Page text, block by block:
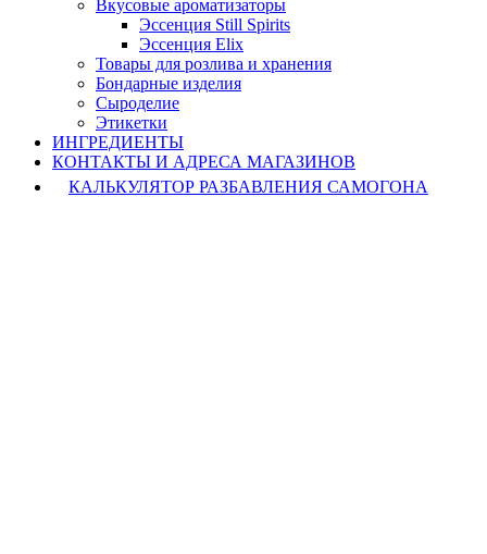
Вкусовые ароматизаторы
Эссенция Still Spirits
Эссенция Elix
Товары для розлива и хранения
Бондарные изделия
Cыроделие
Этикетки
ИНГРЕДИЕНТЫ
КОНТАКТЫ И АДРЕСА МАГАЗИНОВ
КАЛЬКУЛЯТОР РАЗБАВЛЕНИЯ САМОГОНА